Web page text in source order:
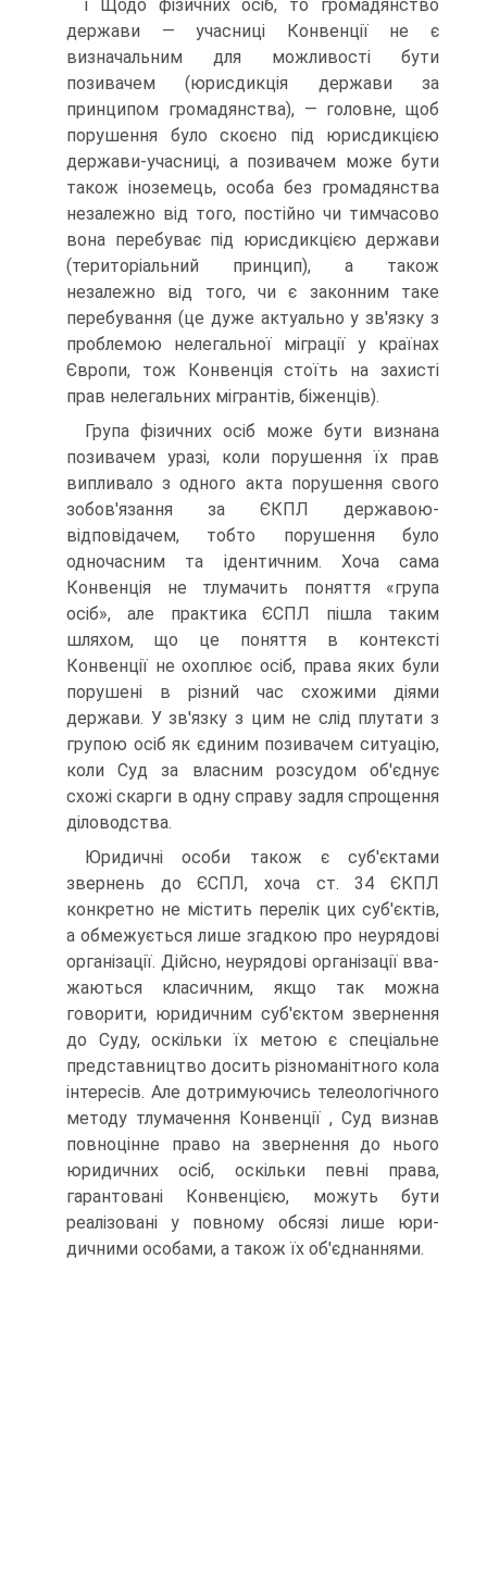
і Щодо фізичних осіб, то громадянство
держави — учасниці Кон­венції не є
визначальним для можливості бути
позивачем (юрисдикція держави за
принципом громадянства), — головне, щоб
порушення було скоєно під юрисдикцією
держави-учасниці, а позивачем може бути
також іноземець, особа без громадянства
незалежно від того, постійно чи тимчасово
вона перебуває під юрисдикцією держави
(територіаль­ний принцип), а також
незалежно від того, чи є законним таке
пере­бування (це дуже актуально у зв'язку з
проблемою нелегальної мігра­ції у країнах
Європи, тож Конвенція стоїть на захисті
прав нелегальних мігрантів, біженців).
Група фізичних осіб може бути визнана
позивачем уразі, коли по­рушення їх прав
випливало з одного акта порушення свого
зобов'язання за ЄКПЛ державою-
відповідачем, тобто порушення було
одночасним та ідентичним. Хоча сама
Конвенція не тлумачить поняття «група
осіб», але практика ЄСПЛ пішла таким
шляхом, що це поняття в контексті
Конвенції не охоплює осіб, права яких були
порушені в різний час схожими діями
держави. У зв'язку з цим не слід плутати з
групою осіб як єдиним позивачем ситуацію,
коли Суд за власним розсудом об'єднує
схожі скарги в одну справу задля спрощення
діловодства.
Юридичні особи також є суб'єктами
звернень до ЄСПЛ, хоча ст. 34 ЄКПЛ
конкретно не містить перелік цих суб'єктів,
а обмежується лише згадкою про неурядові
організації. Дійсно, неурядові організації вва­
жаються класичним, якщо так можна
говорити, юридичним суб'єктом звернення
до Суду, оскільки їх метою є спеціальне
представництво досить різноманітного кола
інтересів. Але дотримуючись телеологіч­ного
методу тлумачення Конвенції , Суд визнав
повноцінне право на звернення до нього
юридичних осіб, оскільки певні права,
гарантова­ні Конвенцією, можуть бути
реалізовані у повному обсязі лише юри­
дичними особами, а також їх об'єднаннями.